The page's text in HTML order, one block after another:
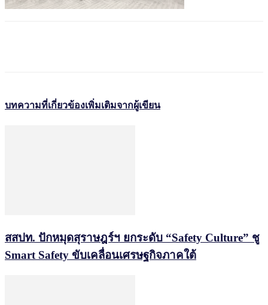
บทความที่เกี่ยวข้องเพิ่มเติมจากผู้เขียน
สสปท. ปักหมุดสุราษฎร์ฯ ยกระดับ “Safety Culture” ชู
Smart Safety ขับเคลื่อนเศรษฐกิจภาคใต้